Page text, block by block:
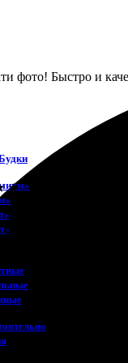
фото! Быстро и
★
20х30. Очень